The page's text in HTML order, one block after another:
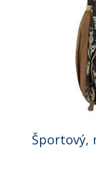
Športový,